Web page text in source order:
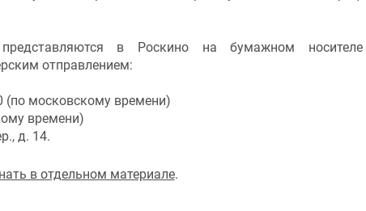
в Роскино на бумажном
отправлением:
(по московскому времени)
времени)
д. 14.
в отдельном материале.